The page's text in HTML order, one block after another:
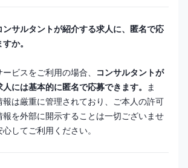
ンサルタントが紹介する求人に、匿名で応
か。
ビスをご利用の場合、
コンサルタントが
には基本的に匿名で応募できます。 ま
報は厳重に管理されており、ご本人の許可
報を外部に開示することは一切ございませ
してご利用ください。